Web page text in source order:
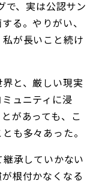
で、実は公認サン
る。やりがい、
が長いこと続け
と、厳しい現実
ュニティに浸
があっても、こ
も多々あった。
承していかない
根付かなくなる